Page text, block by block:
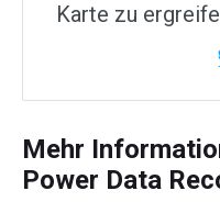
Karte zu
Mehr
Power Data